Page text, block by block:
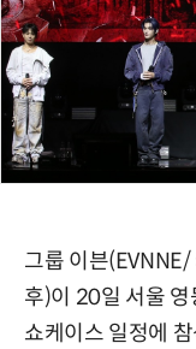
그룹 이븐(EVNNE/
후)이 20일 서울
쇼케이스 일정에